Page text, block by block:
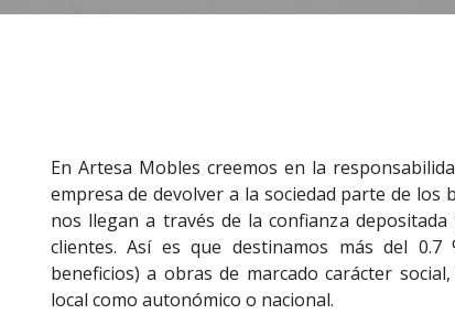
En Artesa Mobles creemos en la
empresa de devolver a la sociedad parte de los
nos llegan a través de la confianza
clientes. Así es que destinamos más del 0.7
beneficios) a obras de marcado carácter
local como autonómico o nacional.